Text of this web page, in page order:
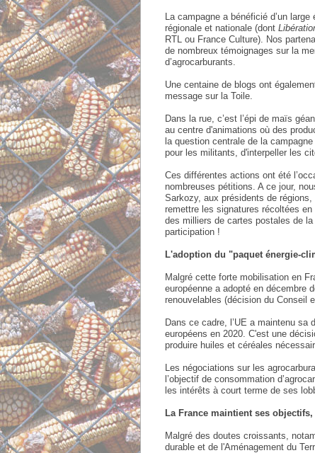
La campagne a bénéficié d’un
régionale et nationale (dont
RTL ou France Culture). Nos
de nombreux témoignages sur la
d’agrocarburants.
Une centaine de blogs ont
message sur la Toile.
Dans la rue, c’est l’épi de maïs
au centre d'animations où des
la question centrale de la
pour les militants, d'interpeller les
Ces différentes actions ont été
nombreuses pétitions. A ce jour,
Sarkozy, aux présidents de
remettre les signatures récoltées
des milliers de cartes postales de
participation !
L'adoption du "paquet énergie-
Malgré cette forte mobilisation en
européenne a adopté en décembre
renouvelables (décision du Conseil
Dans ce cadre, l’UE a maintenu
européens en 2020. C'est une
produire huiles et céréales
Les négociations sur les
l’objectif de consommation
les intérêts à court terme de ses
La France maintient ses
Malgré des doutes croissants,
durable et de l'Aménagement du